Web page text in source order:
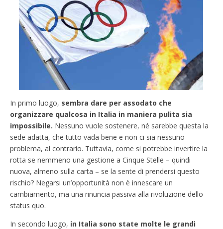
In primo luogo, sembra dare per assodato che
organizzare qualcosa in Italia in maniera pulita sia
impossibile. Nessuno vuole sostenere, né sarebbe questa la
sede adatta, che tutto vada bene e non ci sia nessuno
problema, al contrario. Tuttavia, come si potrebbe invertire la
rotta se nemmeno una gestione a Cinque Stelle – quindi
nuova, almeno sulla carta – se la sente di prendersi questo
rischio? Negarsi un’opportunità non è innescare un
cambiamento, ma una rinuncia passiva alla rivoluzione dello
status quo.
In secondo luogo, in Italia sono state molte le grandi